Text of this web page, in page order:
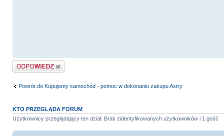
Odpowiedz
Powrót do Kupujemy samochód - pomoc w dokonaniu zakupu Astry
KTO PRZEGLĄDA FORUM
Użytkownicy przeglądający ten dział: Brak zidentyfikowanych użytkowników i 1 gość